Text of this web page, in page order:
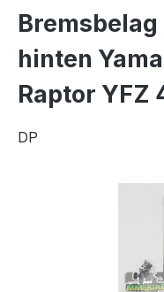
hinten
Raptor YFZ
DP
Bildergalerie